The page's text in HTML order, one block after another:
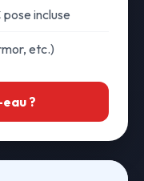
incluse
etc.)
?